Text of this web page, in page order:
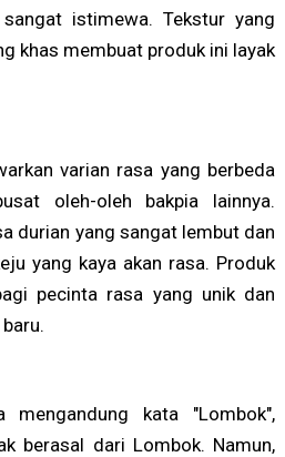
istimewa. Tekstur yang
khas membuat produk ini layak
varian rasa yang berbeda
oleh-oleh bakpia lainnya.
durian yang sangat lembut dan
yang kaya akan rasa. Produk
pecinta rasa yang unik dan
mengandung kata "Lombok",
berasal dari Lombok. Namun,